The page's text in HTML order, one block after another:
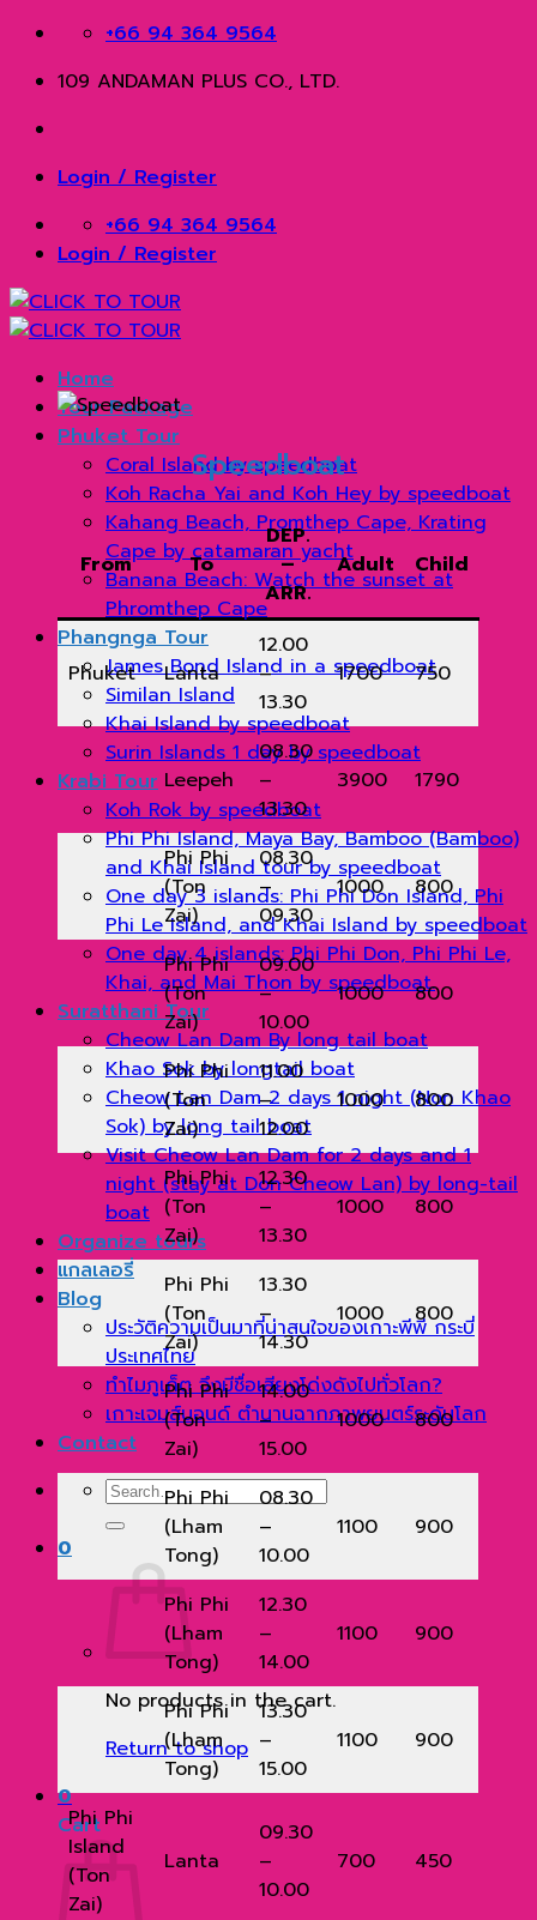
Skip
content
+66 94 364 9564
109 ANDAMAN PLUS CO., LTD.
Login / Register
+66 94 364 9564
Login / Register
Home
Tour Package
Phuket Tour
Coral Island by speedboat
Koh Racha Yai and Koh Hey by speedboat
Kahang Beach, Promthep Cape, Krating
Cape by catamaran yacht
Banana Beach: Watch the sunset at
Phromthep Cape
Phangnga Tour
James Bond Island in a speedboat
Similan Island
Khai Island by speedboat
Surin Islands 1 day by speedboat
Krabi Tour
Koh Rok by speedboat
Phi Phi Island, Maya Bay, Bamboo (Bamboo)
and Khai Island tour by speedboat
One day 3 islands: Phi Phi Don Island, Phi
Phi Le Island, and Khai Island by speedboat
One day 4 islands: Phi Phi Don, Phi Phi Le,
Khai, and Mai Thon by speedboat.
Suratthani Tour
Cheow Lan Dam By long tail boat
Khao Sok by longtail boat
Cheow Lan Dam 2 days 1 night (Non Khao
Sok) by long tail boat
Visit Cheow Lan Dam for 2 days and 1
night (stay at Don Cheow Lan) by long-tail
boat
Organize tours
แกลเลอรี่
Blog
ประวัติความเป็นมาที่น่าสนใจของเกาะพีพี กระบี่
ประเทศไทย
ทำไมภูเก็ต จึงมีชื่อเสียงโด่งดังไปทั่วโลก?
เกาะเจมส์บอนด์ ตำนานฉากภาพยนตร์ระดับโลก
Contact
Search
for:
0
No products in the cart.
Return to shop
0
Cart
Speedboat
From To
DEP.
–
ARR.
Adult Child
Phuket Lanta
12.00
–
13.30
1700 750
Leepeh
08.30
–
13.30
3900 1790
Phi Phi
(Ton
Zai)
08.30
–
09.30
1000 800
Phi Phi
(Ton
Zai)
09.00
–
10.00
1000 800
Phi Phi
(Ton
Zai)
11.00
–
12.00
1000 800
Phi Phi
(Ton
Zai)
12.30
–
13.30
1000 800
Phi Phi
(Ton
Zai)
13.30
–
14.30
1000 800
Phi Phi
(Ton
Zai)
14.00
–
15.00
1000 800
Phi Phi
(Lham
Tong)
08.30
–
10.00
1100 900
Phi Phi
(Lham
Tong)
12.30
–
14.00
1100 900
Phi Phi
(Lham
Tong)
13.30
–
15.00
1100 900
Phi Phi
Island
(Ton
Zai)
Lanta
09.30
–
10.00
700 450